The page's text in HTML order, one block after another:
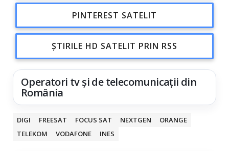
PINTEREST SATELIT
ȘTIRILE HD SATELIT PRIN RSS
Operatori tv și de telecomunicații din
România
DIGI FREESAT FOCUS SAT NEXTGEN
ORANGE
TELEKOM
VODAFONE INES